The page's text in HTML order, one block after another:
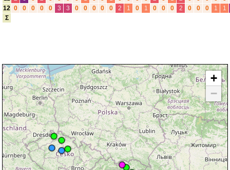
12 0 0 0 0 0 3 3 0 0 0 0 0 2 1 0 1 0 0 0 2 0 0 0 1
1
Σ
+
−